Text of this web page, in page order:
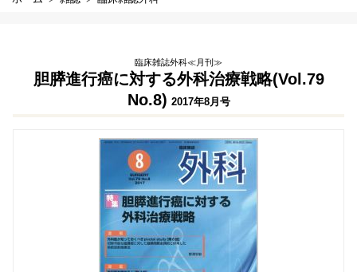
臨床雑誌外科≪月刊≫
胆膵進行癌に対する外科治療戦略(Vol.79
No.8) 2017年8月号